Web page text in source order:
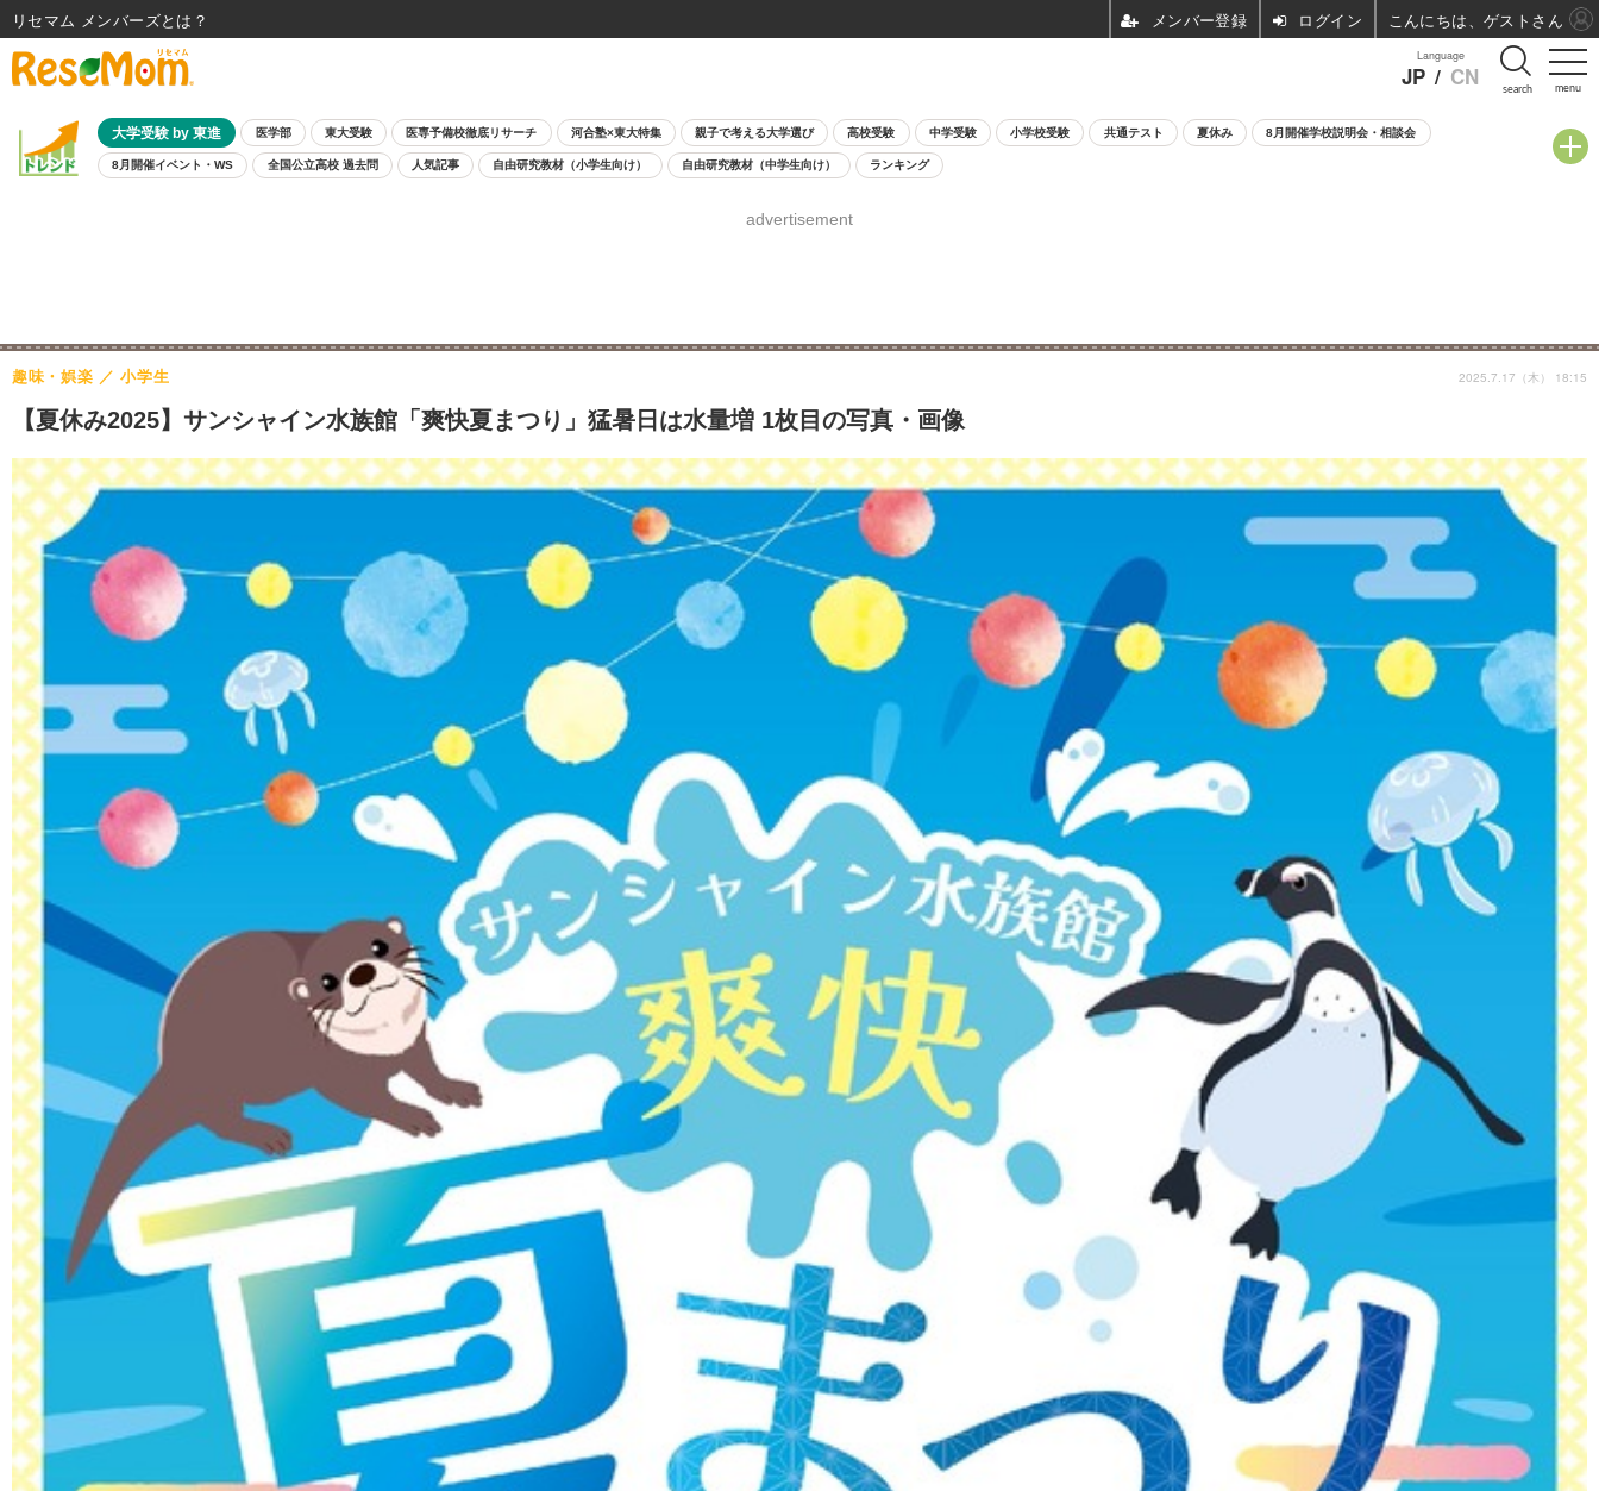
menu
Language
JP / CN search
大学受験 by 東進 医学部 東大受験 医専予備校徹底リサーチ 河合塾×東大特集 親子で考える大学選び 高校受験 中学受験 小学校受験 共通テスト 夏休み 8月開催学校説明会・相談会
8月開催イベント・WS 全国公立高校 過去問 人気記事 自由研究教材（小学生向け） 自由研究教材（中学生向け） ランキング
advertisement
【夏休み2025】サンシャイン水族館「爽快夏まつり」猛暑日は水量増 1枚目の写真・画像
趣味・娯楽 小学生 2025.7.17（木） 18:15
リセマム メンバーズ ログイン こんにちは、ゲストさん